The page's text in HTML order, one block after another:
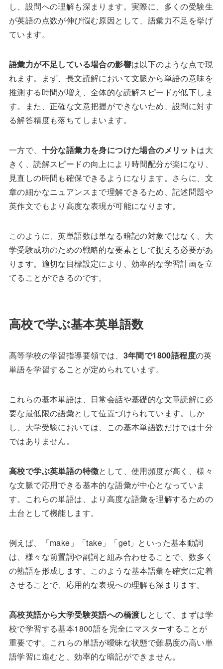
し、設問への理解も深まります。実際に、多くの受験生
が英語の点数が伸び悩む原因として、語彙力不足を挙げ
ています。
語彙力が不足している場合の影響は以下のような点で現
れます。まず、長文読解において文脈から単語の意味を
推測する時間が増え、全体的な読解スピードが低下しま
す。また、正確な文意把握ができないため、設問に対す
る解答精度も落ちてしまいます。
一方で、 十分な語彙力を身につけた場合のメリットは大
きく、読解スピードの向上により時間配分が楽になり、
見直しの時間も確保できるようになります。さらに、文
章の細かなニュアンスまで理解できるため、記述問題や
英作文でもより高度な表現が可能になります。
このように、英単語数は単なる暗記の対象ではなく、大
学受験成功のための戦略的な要素として捉える必要があ
ります。適切な目標設定により、効率的な学習計画を立
てることができるのです。
高校で学ぶ基本英単語数
高等学校の学習指導要領では、 3年間で1800語程度の英
単語を学習することが定められています。
これらの基本単語は、日常会話や基礎的な文章読解に必
要な最低限の語彙として位置づけられています。しか
し、大学受験においては、この基本単語数だけでは十分
ではありません。
高校で学ぶ英単語の特徴として、使用頻度が高く、様々
な文脈で応用できる基本的な語彙が中心となっていま
す。これらの単語は、より高度な語彙を理解するための
土台として機能します。
例えば、「make」「take」「get」といった基本動詞
は、様々な前置詞や副詞と組み合わせることで、数多く
の熟語を形成します。このような基本語彙を確実に定着
させることで、応用的な表現への理解も深まります。
高校英語から大学受験英語への橋渡し として、まずは学
校で学習する基本1800語を完全にマスターすることが
重要です。これらの単語が曖昧な状態で難易度の高い単
語学習に進むと、効率的な暗記ができません。